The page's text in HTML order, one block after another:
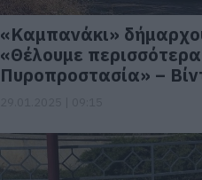
«Καμπανάκι»
«Θέλουμε
Πυροπροστασία» –